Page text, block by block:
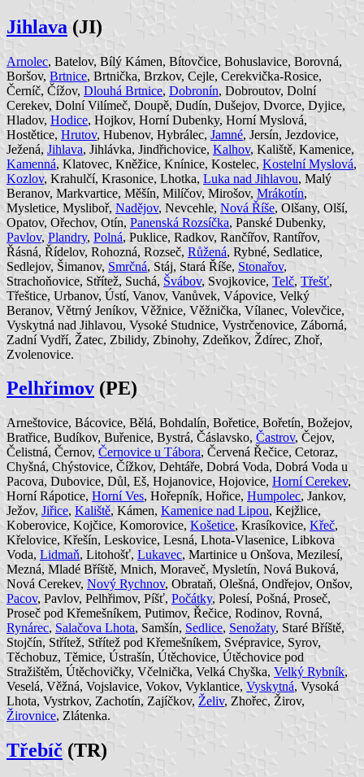
Jihlava (JI)
Arnolec, Batelov, Bílý Kámen, Bítovčice, Bohuslavice, Borovná,
Boršov, Brtnice, Brtnička, Brzkov, Cejle, Cerekvička-Rosice,
Černíč, Čížov, Dlouhá Brtnice, Dobronín, Dobroutov, Dolní
Cerekev, Dolní Vilímeč, Doupě, Dudín, Dušejov, Dvorce, Dyjice,
Hladov, Hodice, Hojkov, Horní Dubenky, Horní Myslová,
Hostětice, Hrutov, Hubenov, Hybrálec, Jamné, Jersín, Jezdovice,
Ježená, Jihlava, Jihlávka, Jindřichovice, Kalhov, Kaliště, Kamenice,
Kamenná, Klatovec, Kněžice, Knínice, Kostelec, Kostelní Myslová,
Kozlov, Krahulčí, Krasonice, Lhotka, Luka nad Jihlavou, Malý
Beranov, Markvartice, Měšín, Milíčov, Mirošov, Mrákotín,
Mysletice, Mysliboř, Nadějov, Nevcehle, Nová Říše, Olšany, Olší,
Opatov, Ořechov, Otín, Panenská Rozsíčka, Panské Dubenky,
Pavlov, Plandry, Polná, Puklice, Radkov, Rančířov, Rantířov,
Řásná, Řídelov, Rohozná, Rozseč, Růžená, Rybné, Sedlatice,
Sedlejov, Šimanov, Smrčná, Stáj, Stará Říše, Stonařov,
Strachoňovice, Střítež, Suchá, Švábov, Svojkovice, Telč, Třešť,
Třeštice, Urbanov, Ústí, Vanov, Vanůvek, Vápovice, Velký
Beranov, Větrný Jeníkov, Věžnice, Věžnička, Vílanec, Volevčice,
Vyskytná nad Jihlavou, Vysoké Studnice, Vystrčenovice, Záborná,
Zadní Vydří, Žatec, Zbilidy, Zbinohy, Zdeňkov, Ždírec, Zhoř,
Zvolenovice.
Pelhřimov (PE)
Arneštovice, Bácovice, Bělá, Bohdalín, Bořetice, Bořetín, Božejov,
Bratřice, Budíkov, Buřenice, Bystrá, Čáslavsko, Častrov, Čejov,
Čelistná, Černov, Černovice u Tábora, Červená Řečice, Cetoraz,
Chyšná, Chýstovice, Čížkov, Dehtáře, Dobrá Voda, Dobrá Voda u
Pacova, Dubovice, Důl, Eš, Hojanovice, Hojovice, Horní Cerekev,
Horní Rápotice, Horní Ves, Hořepník, Hořice, Humpolec, Jankov,
Ježov, Jiřice, Kaliště, Kámen, Kamenice nad Lipou, Kejžlice,
Koberovice, Kojčice, Komorovice, Košetice, Krasíkovice, Křeč,
Křelovice, Křešín, Leskovice, Lesná, Lhota-Vlasenice, Libkova
Voda, Lidmaň, Litohošť, Lukavec, Martinice u Onšova, Mezilesí,
Mezná, Mladé Bříště, Mnich, Moraveč, Mysletín, Nová Buková,
Nová Cerekev, Nový Rychnov, Obrataň, Olešná, Ondřejov, Onšov,
Pacov, Pavlov, Pelhřimov, Píšť, Počátky, Polesí, Pošná, Proseč,
Proseč pod Křemešníkem, Putimov, Řečice, Rodinov, Rovná,
Rynárec, Salačova Lhota, Samšín, Sedlice, Senožaty, Staré Bříště,
Stojčín, Střítež, Střítež pod Křemešníkem, Svépravice, Syrov,
Těchobuz, Těmice, Ústrašín, Útěchovice, Útěchovice pod
Stražištěm, Útěchovičky, Včelnička, Velká Chyška, Velký Rybník,
Veselá, Věžná, Vojslavice, Vokov, Vyklantice, Vyskytná, Vysoká
Lhota, Vystrkov, Zachotín, Zajíčkov, Želiv, Zhořec, Žirov,
Žirovnice, Zlátenka.
Třebíč (TR)